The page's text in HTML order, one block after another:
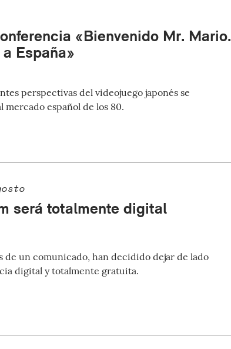
«Bienvenido Mr. Mario.
España»
perspectivas del videojuego japonés se
mercado español de los 80.
será totalmente digital
de un comunicado, han decidido dejar de lado
digital y totalmente gratuita.